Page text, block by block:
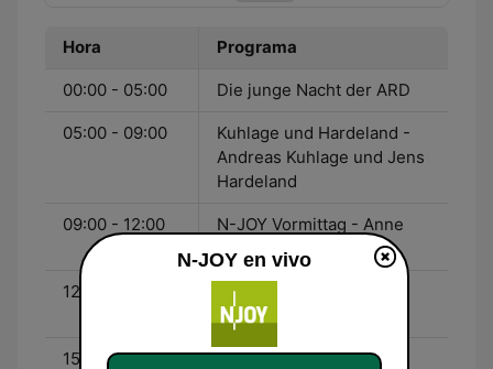
Hora Programa
00:00 - 05:00 Die junge Nacht der ARD
05:00 - 09:00
Kuhlage und Hardeland -
Andreas Kuhlage und Jens
Hardeland
09:00 - 12:00
N-JOY Vormittag - Anne
Raddatz
12:00 - 15:00
N-JOY Der Graf - Philipp
Graf von Kageneck
15:00 - 19:00 N-JOY mit Nina und dem
N-JOY en vivo